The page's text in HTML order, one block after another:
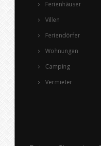
Ferienhäuser
Villen
Feriendörfer
Wohnungen
Camping
Vermieter